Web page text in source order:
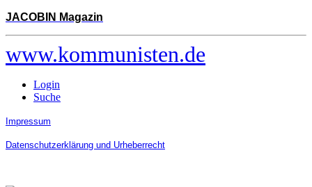
JACOBIN Magazin
www.kommunisten.de
Login
Suche
Impressum
Datenschutzerklärung und Urheberrecht